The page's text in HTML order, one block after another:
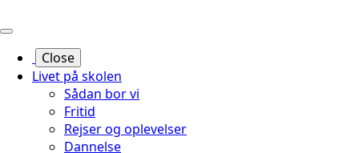
til
sidens
indhold
Close
Livet på skolen
Sådan bor vi
Fritid
Rejser og oplevelser
Dannelse